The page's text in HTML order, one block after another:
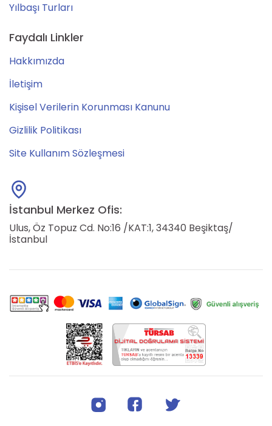
Yılbaşı Turları
Faydalı Linkler
Hakkımızda
İletişim
Kişisel Verilerin Korunması Kanunu
Gizlilik Politikası
Site Kullanım Sözleşmesi
İstanbul Merkez Ofis:
Ulus, Öz Topuz Cd. No:16 /KAT:1, 34340 Beşiktaş/
İstanbul